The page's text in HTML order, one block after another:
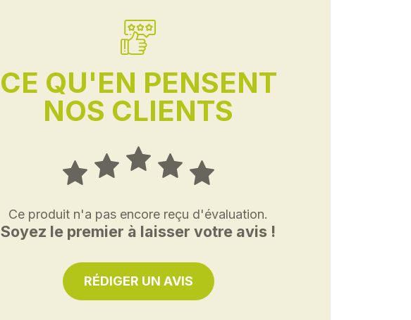
CE QU'EN PENSENT
NOS CLIENTS
Ce produit n'a pas encore reçu d'évaluation.
Soyez le premier à laisser votre avis !
RÉDIGER UN AVIS